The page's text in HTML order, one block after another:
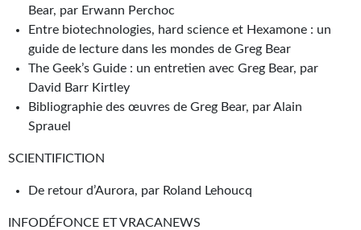
CONTACT
Nous contacter
F.A.Q.
Soumettre un manuscrit
Support technique
Bear, par Erwann Perchoc
Entre biotechnologies, hard science et Hexamone : un
guide de lecture dans les mondes de Greg Bear
The Geek’s Guide : un entretien avec Greg Bear, par
David Barr Kirtley
Bibliographie des œuvres de Greg Bear, par Alain
Sprauel
SCIENTIFICTION
De retour d’Aurora, par Roland Lehoucq
INFODÉFONCE ET VRACANEWS